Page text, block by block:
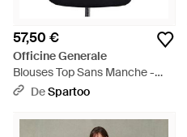
57,50 €
Officine Generale
Blouses Top Sans Manche -
NoirDeSpartoo